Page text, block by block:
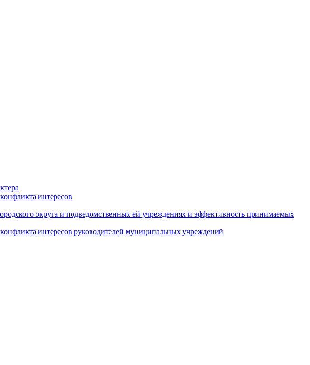
интересов
округа и подведомственных ей учреждениях и эффективность принимаемых
интересов руководителей муниципальных учреждений